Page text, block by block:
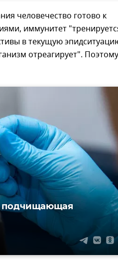
человечество готово к
иммунитет
в текущую
отреагирует".
подчищающая